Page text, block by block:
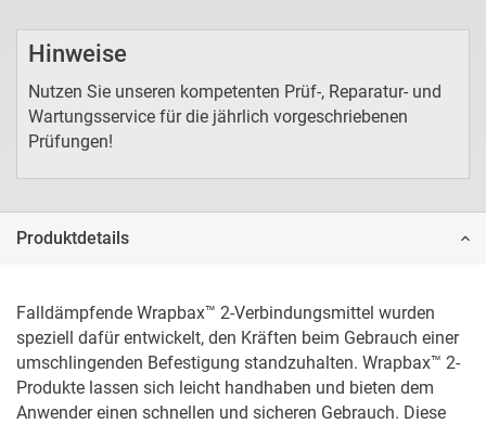
Hinweise
Nutzen Sie unseren kompetenten Prüf-, Reparatur- und
Wartungsservice für die jährlich vorgeschriebenen
Prüfungen!
Produktdetails
Falldämpfende Wrapbax™ 2-Verbindungsmittel wurden
speziell dafür entwickelt, den Kräften beim Gebrauch einer
umschlingenden Befestigung standzuhalten. Wrapbax™ 2-
Produkte lassen sich leicht handhaben und bieten dem
Anwender einen schnellen und sicheren Gebrauch. Diese